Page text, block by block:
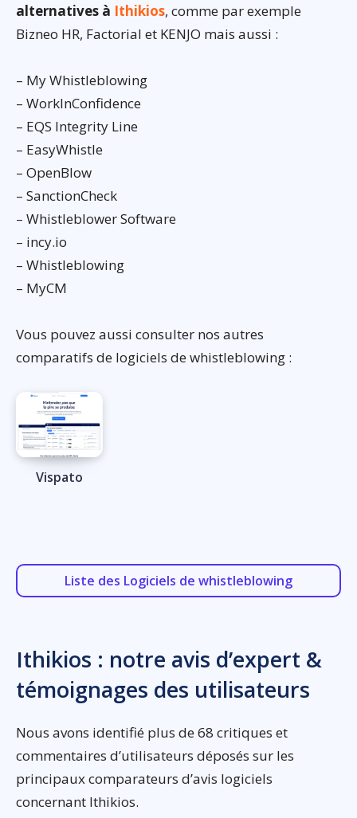
alternatives à Ithikios, comme par exemple
Bizneo HR, Factorial et KENJO mais aussi :
– My Whistleblowing
– WorkInConfidence
– EQS Integrity Line
– EasyWhistle
– OpenBlow
– SanctionCheck
– Whistleblower Software
– incy.io
– Whistleblowing
– MyCM
Vous pouvez aussi consulter nos autres
comparatifs de logiciels de whistleblowing :
Vispato
Liste des Logiciels de whistleblowing
Ithikios : notre avis d’expert &
témoignages des utilisateurs
Nous avons identifié plus de 68 critiques et
commentaires d’utilisateurs déposés sur les
principaux comparateurs d’avis logiciels
concernant Ithikios.